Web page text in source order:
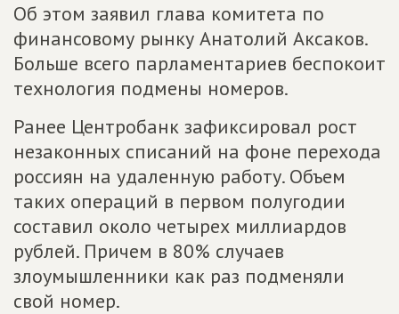
Об этом заявил глава комитета по
финансовому рынку Анатолий Аксаков.
Больше всего парламентариев беспокоит
технология подмены номеров.
Ранее Центробанк зафиксировал рост
незаконных списаний на фоне перехода
россиян на удаленную работу. Объем
таких операций в первом полугодии
составил около четырех миллиардов
рублей. Причем в 80% случаев
злоумышленники как раз подменяли
свой номер.